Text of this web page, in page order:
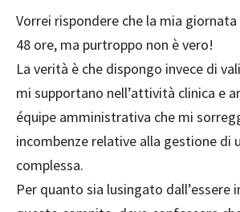
Vorrei rispondere che la mia
48 ore, ma purtroppo non è vero!
La verità è che dispongo invece di
mi supportano nell’attività clinica e
équipe amministrativa che mi
incombenze relative alla gestione di
complessa.
Per quanto sia lusingato dall’essere